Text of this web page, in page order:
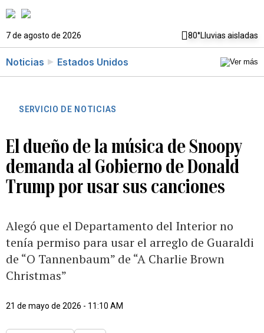
7 de agosto de 2026 80°Lluvias aisladas
Noticias Estados Unidos
SERVICIO DE NOTICIAS
El dueño de la música de Snoopy
demanda al Gobierno de Donald
Trump por usar sus canciones
Alegó que el Departamento del Interior no
tenía permiso para usar el arreglo de Guaraldi
de “O Tannenbaum” de “A Charlie Brown
Christmas”
21 de mayo de 2026 - 11:10 AM